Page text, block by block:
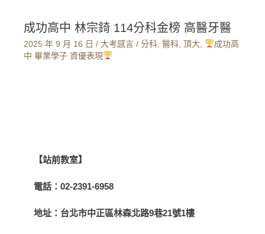
成功高中 林宗錡 114分科金榜 高醫牙醫
2025 年 9 月 16 日 / 大考感言 / 分科 醫科 頂大
成功高
中 畢業學子 資優表現
【站前教室】
電話：02-2391-6958
地址： 台北市中正區林森北路9巷21號1樓